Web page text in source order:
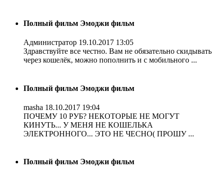
Полный фильм Эмоджи фильм
Администратор 19.10.2017 13:05
Здравствуйте все честно. Вам не обязательно скидывать
через кошелёк, можно пополнить и с мобильного ...
Полный фильм Эмоджи фильм
masha 18.10.2017 19:04
ПОЧЕМУ 10 РУБ? НЕКОТОРЫЕ НЕ МОГУТ
КИНУТЬ... У МЕНЯ НЕ КОШЕЛЬКА
ЭЛЕКТРОННОГО... ЭТО НЕ ЧЕСНО( ПРОШУ ...
Полный фильм Эмоджи фильм